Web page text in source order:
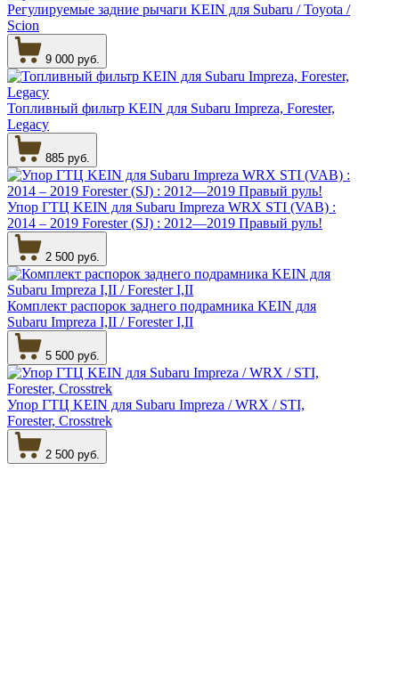
Регулируемые задние рычаги KEIN для Subaru / Toyota /
Scion
9 000 руб.
Топливный фильтр KEIN для Subaru Impreza, Forester,
Legacy
885 руб.
Упор ГТЦ KEIN для Subaru Impreza WRX STI (VAB) :
2014 – 2019 Forester (SJ) : 2012—2019 Правый руль!
2 500 руб.
Комплект распорок заднего подрамника KEIN для
Subaru Impreza I,II / Forester I,II
5 500 руб.
Упор ГТЦ KEIN для Subaru Impreza / WRX / STI,
Forester, Crosstrek
2 500 руб.